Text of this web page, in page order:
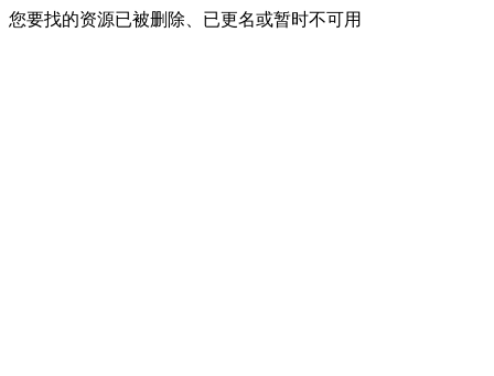
您要找的资源已被删除、已更名或暂时不可用